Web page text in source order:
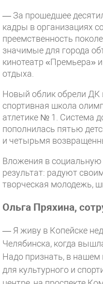
— За прошедшее
кадры в организациях
преемственность
значимые для города
кинотеатр «Премьера»
отдыха.
Новый облик обрели
спортивная школа
атлетике № 1. Система
пополнилась пятью
и четырьмя
Вложения в социальную
результат: радуют
творческая молодежь,
Ольга Пряхина,
— Я живу в Копейске
Челябинска, когда
Надо признать, в нашем
для культурного и